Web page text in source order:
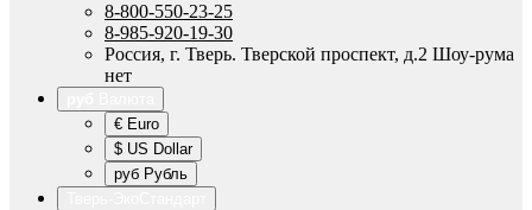
8-800-550-23-25
8-985-920-19-30
Россия, г. Тверь. Тверской проспект, д.2 Шоу-рума
нет
€ Euro
$ US Dollar
руб Рубль